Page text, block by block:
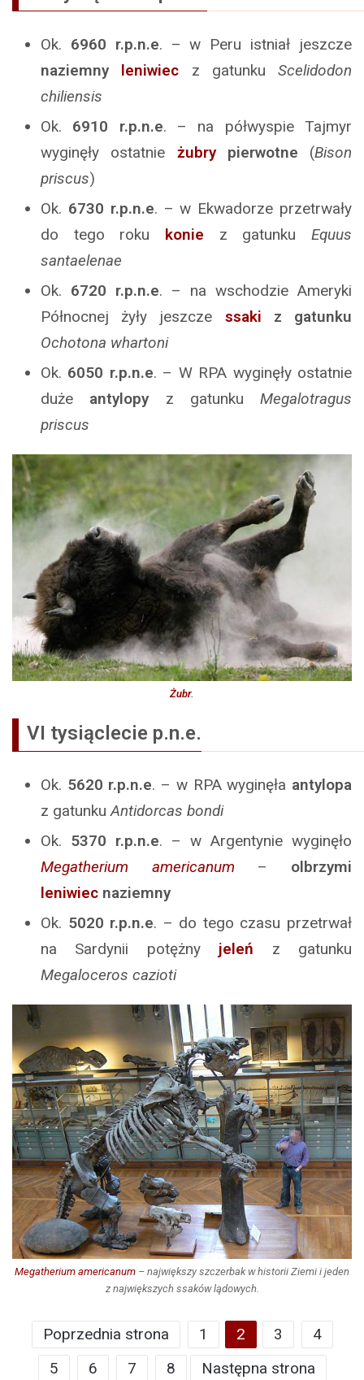
Ok. 6960 r.p.n.e. – w Peru istniał jeszcze
naziemny
leniwiec z gatunku Scelidodon
chiliensis
Ok. 6910 r.p.n.e. – na półwyspie Tajmyr
wyginęły ostatnie żubrypierwotne (Bison
priscus)
Ok. 6730 r.p.n.e. – w Ekwadorze przetrwały
do tego roku konie z gatunku Equus
santaelenae
Ok. 6720 r.p.n.e. – na wschodzie Ameryki
Północnej żyły jeszcze ssaki z gatunku
Ochotona whartoni
Ok. 6050 r.p.n.e. – W RPA wyginęły ostatnie
duże antylopy z gatunku Megalotragus
priscus
Żubr.
VI tysiąclecie p.n.e.
Ok. 5620 r.p.n.e. – w RPA wyginęła antylopa
z gatunkuAntidorcas bondi
Ok. 5370 r.p.n.e. – w Argentynie wyginęło
Megatherium americanum – olbrzymi
leniwiec naziemny
Ok. 5020 r.p.n.e. – do tego czasu przetrwał
na Sardynii potężny jeleń z gatunku
Megaloceros cazioti
Megatherium americanum – największy szczerbak w historii Ziemi i jeden
z największych ssaków lądowych.
Poprzednia strona 1 2 3
4
5
6 7 8 Następna strona